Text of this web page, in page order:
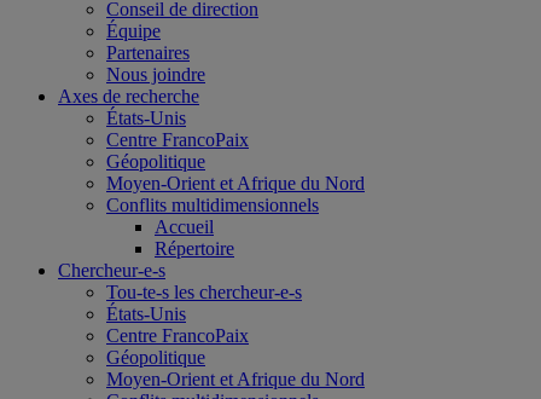
Conseil de direction
Équipe
Partenaires
Nous joindre
Axes de recherche
États-Unis
Centre FrancoPaix
Géopolitique
Moyen-Orient et Afrique du Nord
Conflits multidimensionnels
Accueil
Répertoire
Chercheur-e-s
Tou-te-s les chercheur-e-s
États-Unis
Centre FrancoPaix
Géopolitique
Moyen-Orient et Afrique du Nord